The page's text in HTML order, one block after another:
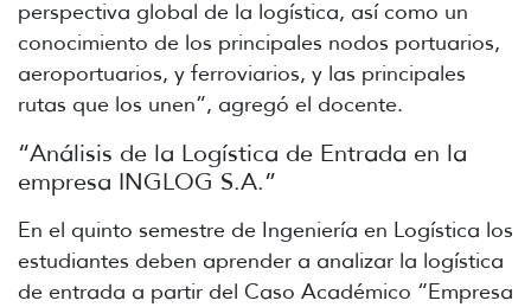
perspectiva global de la logística, así como un
conocimiento de los principales nodos portuarios,
aeroportuarios, y ferroviarios, y las principales
rutas que los unen”, agregó el docente.
“Análisis de la Logística de Entrada en la
empresa INGLOG S.A.”
En el quinto semestre de Ingeniería en Logística los
estudiantes deben aprender a analizar la logística
de entrada a partir del Caso Académico “Empresa